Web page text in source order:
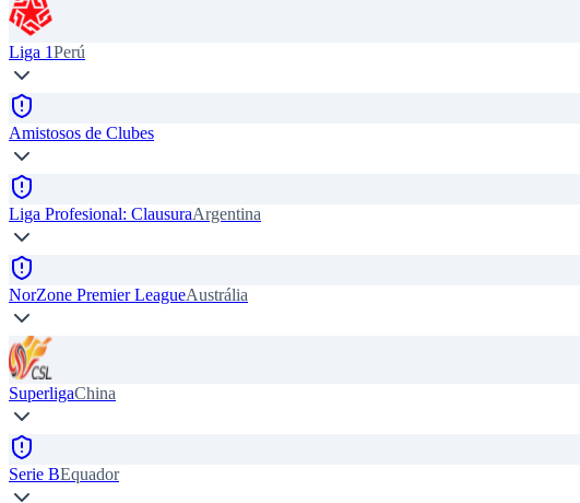
Liga 1Perú
Amistosos de Clubes
Liga Profesional: ClausuraArgentina
NorZone Premier LeagueAustrália
SuperligaChina
Serie BEquador